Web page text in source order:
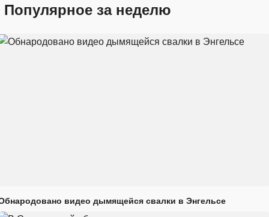
Популярное за неделю
видео дымящейся свалки в Энгельсе